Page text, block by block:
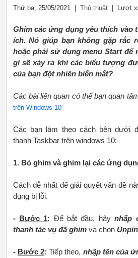
Thứ ba, 25/05/2021 | Thủ thuật| Lượt
Ghim các ứng dụng yêu thích vào
ích. Nó giúp bạn không gặp rắc
hoặc phải sử dụng menu Start để
gì sẽ xảy ra khi các biểu tượng
của bạn đột nhiên biến mất?
Các bài liên quan có thể bạn quan
trên Windows 10
Các bạn làm theo cách bên dưới
thanh Taskbar trên windows 10:
1. Bỏ ghim và ghim lại các ứng
Cách dễ nhất để giải quyết vấn đề
dụng bị lỗi.
- Bước 1: Để bắt đầu, hãynhấp
thanh tác vụ đã ghimvà chọn
- Bước 2: Tiếp theo, nhập tên của